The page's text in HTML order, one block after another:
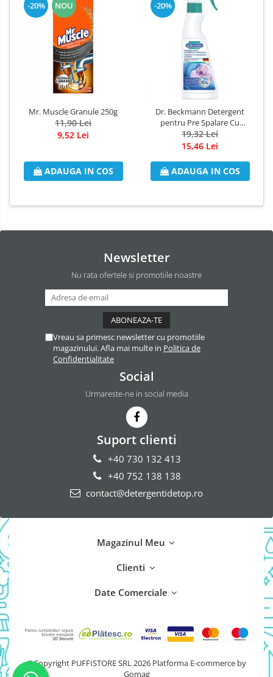
Hartie Igienica
Prosoape De Hartie Si Servetele
Prosoape de Hartie
Odorizant Camera Profesional
Odorizant Camera Electric
Odorizant Camera Air Wick
Odorizant Camera cu Betisoare
Odorizant Camera Ambi Pur
Rezerva Odorizant Camera Glade
-20% NOU
Mr. Muscle Granule 250g
11,90 Lei
9,52 Lei
ADAUGA IN COS
-20%
Dr. Beckmann Detergent
pentru Pre Spalare Cu
Pulverizator 250ml
19,32 Lei
15,46 Lei
ADAUGA IN COS
Newsletter
Nu rata ofertele si promotiile noastre
Vreau sa primesc newsletter cu promotiile
magazinului. Afla mai multe in Politica de
Confidentialitate
Social
Urmareste-ne in social media
Suport clienti
+40 730 132 413
+40 752 138 138
contact@detergentidetop.ro
Magazinul Meu
Clienti
Date Comerciale
©Copyright PUFFISTORE SRL 2026 Platforma E-commerce by
Gomag